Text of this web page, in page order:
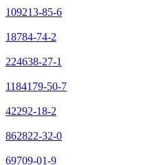
109213-85-6
18784-74-2
224638-27-1
1184179-50-7
42292-18-2
862822-32-0
69709-01-9